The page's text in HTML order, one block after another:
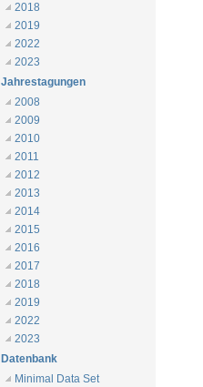
2018
2019
2022
2023
Jahrestagungen
2008
2009
2010
2011
2012
2013
2014
2015
2016
2017
2018
2019
2022
2023
Datenbank
Minimal Data Set